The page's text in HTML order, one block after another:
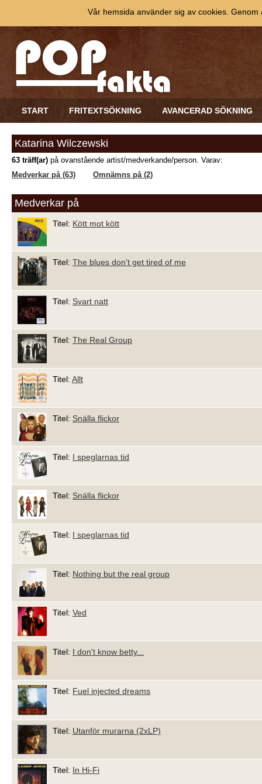
START FRITEXTSÖKNING AVANCERAD SÖKNING
Katarina Wilczewski
63 träff(ar) på ovanstående artist/medverkande/person. Varav:
Medverkar på (63)
Omnämns på (2)
Medverkar på
Titel: Kött mot kött
Titel: The blues don't get tired of me
Titel: Svart natt
Titel: The Real Group
Titel: Allt
Titel: Snälla flickor
Titel: I speglarnas tid
Titel: Snälla flickor
Titel: I speglarnas tid
Titel: Nothing but the real group
Titel: Ved
Titel: I don't know betty...
Titel: Fuel injected dreams
Titel: Utanför murarna (2xLP)
Titel: In Hi-Fi
Vår hemsida använder sig av cookies.